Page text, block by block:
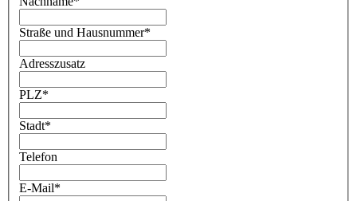
Straße und Hausnummer*
Adresszusatz
PLZ*
Stadt*
Telefon
E-Mail*